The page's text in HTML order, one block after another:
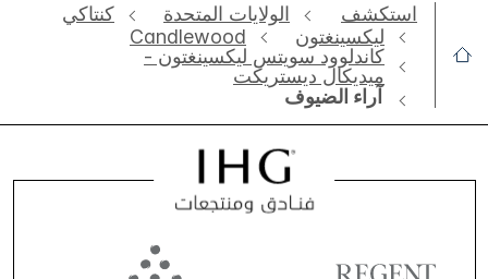
استكشف الولايات المتحدة
كنتاكي
ليكسينغتون
Candlewood
كاندلوود سويتس ليكسينغتون -
ميديكال ديستريكت
آراء الضيوف